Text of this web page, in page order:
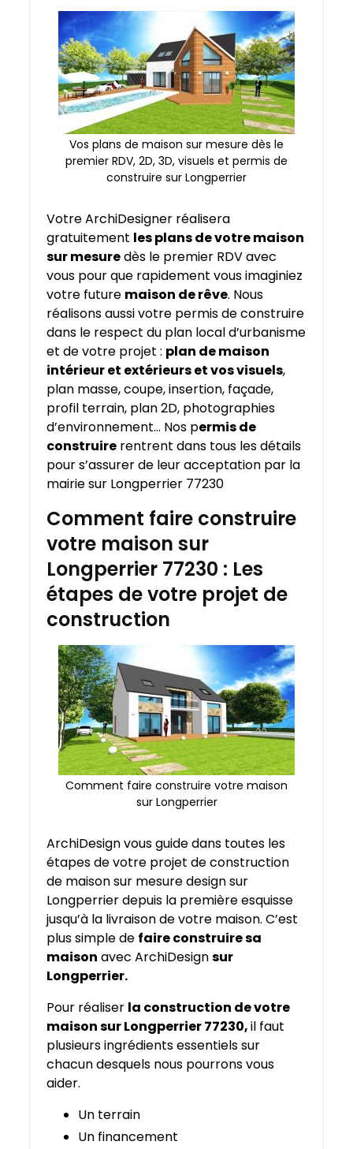
Vos plans de maison sur mesure dès le
premier RDV, 2D, 3D, visuels et permis de
construire sur Longperrier
Votre ArchiDesigner réalisera
gratuitement les plans de votre maison
sur mesuredès le premier RDV avec
vous pour que rapidement vous imaginiez
votre future maison de rêve. Nous
réalisons aussi votre permis de construire
dans le respect du plan local d’urbanisme
et de votre projet : plan de maison
intérieur et extérieurs et vos visuels,
plan masse, coupe, insertion, façade,
profil terrain, plan 2D, photographies
d’environnement… Nos permis de
construire rentrent dans tous les détails
pour s’assurer de leur acceptation par la
mairie sur Longperrier 77230
Comment faire construire
votre maison sur
Longperrier 77230 : Les
étapes de votre projet de
construction
Comment faire construire votre maison
sur Longperrier
ArchiDesign vous guide dans toutes les
étapes de votre projet de construction
de maison sur mesure design sur
Longperrier depuis la première esquisse
jusqu’à la livraison de votre maison. C’est
plus simple de faire construire sa
maison avec ArchiDesignsur
Longperrier.
Pour réaliser la construction de votre
maison sur Longperrier 77230,il faut
plusieurs ingrédients essentiels sur
chacun desquels nous pourrons vous
aider.
Un terrain
Un financement